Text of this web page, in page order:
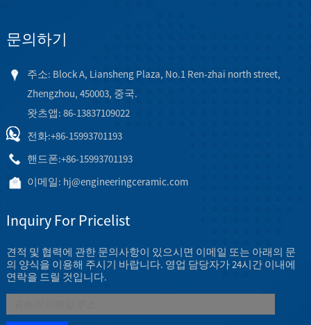
문의하기
주소: Block A, Liansheng Plaza, No.1 Ren-zhai north street,
Zhengzhou, 450003, 중국.
왓츠앱: 86-13837109022
전화:+86-15993701193
핸드폰:+86-15993701193
이메일: hj@engineeringceramic.com
Inquiry For Pricelist
견적 및 협력에 관한 문의사항이 있으시면 이메일 또는 아래의 문
의 양식을 이용해 주시기 바랍니다. 영업 담당자가 24시간 이내에
연락을 드릴 것입니다.